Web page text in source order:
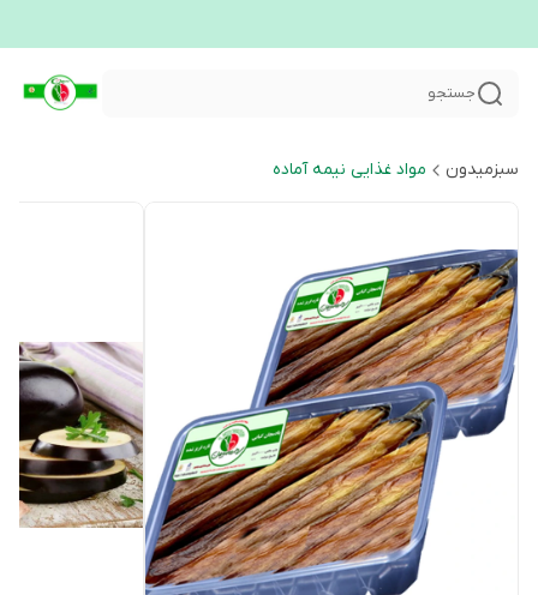
جستجو
سبزمیدون مواد غذایی نیمه آماده